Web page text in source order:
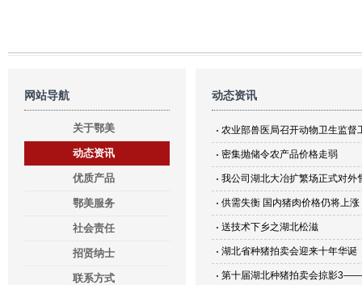
网站导航
关于鄂美
动态资讯
优质产品
鄂美服务
社会责任
招贤纳士
联系方式
动态资讯
农业部兽医局召开动物卫生监督
密集抛储令农产品价格走弱
我公司湖北大冶扩繁场正式对外
供需失衡 国内猪肉价格仍将上涨
送技术下乡之湖北松滋
湖北省种猪拍卖会迎来十年华诞
第十届湖北种猪拍卖会掠影